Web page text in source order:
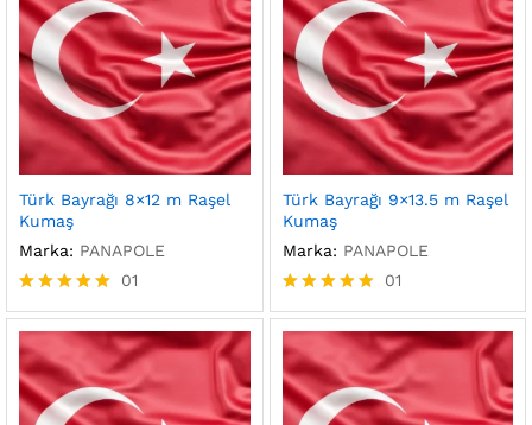
Türk Bayrağı 8×12 m Raşel
Kumaş
Marka: PANAPOLE
5 üzerinden
5.00
oy aldı
01
Türk Bayrağı 9×13.5 m Raşel
Kumaş
Marka: PANAPOLE
5 üzerinden
5.00
oy aldı
01